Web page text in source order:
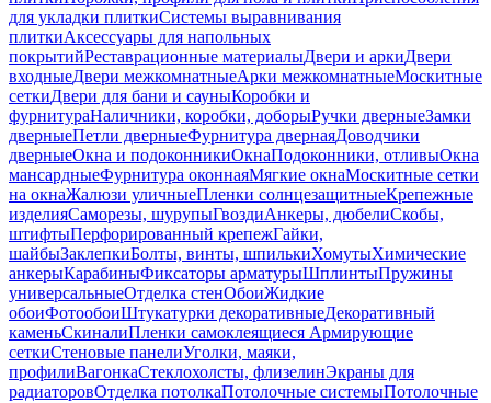
для укладки плиткиСистемы выравнивания
плиткиАксессуары для напольных
покрытийРеставрационные материалыДвери и аркиДвери
входныеДвери межкомнатныеАрки межкомнатныеМоскитные
сеткиДвери для бани и сауныКоробки и
фурнитураНаличники, коробки, доборыРучки дверныеЗамки
дверныеПетли дверныеФурнитура двернаяДоводчики
дверныеОкна и подоконникиОкнаПодоконники, отливыОкна
мансардныеФурнитура оконнаяМягкие окнаМоскитные сетки
на окнаЖалюзи уличныеПленки солнцезащитныеКрепежные
изделияСаморезы, шурупыГвоздиАнкеры, дюбелиСкобы,
штифтыПерфорированный крепежГайки,
шайбыЗаклепкиБолты, винты, шпилькиХомутыХимические
анкерыКарабиныФиксаторы арматурыШплинтыПружины
универсальныеОтделка стенОбоиЖидкие
обоиФотообоиШтукатурки декоративныеДекоративный
каменьСкиналиПленки самоклеящиеся Армирующие
сеткиСтеновые панелиУголки, маяки,
профилиВагонкаСтеклохолсты, флизелинЭкраны для
радиаторовОтделка потолкаПотолочные системыПотолочные